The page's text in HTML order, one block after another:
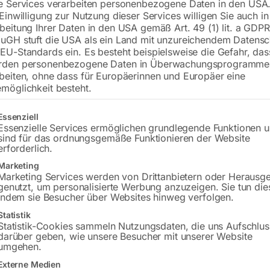
€ 276,00
inkl. MwSt. zzgl.Versandkosten
Lieferzeit:ca. 2 - 3 Tage
Bitte beachten Sie: Die Versandkosten
In den
Sie haben
Gerne
Services verarbeiten personenbezogene Daten in den
zur Nutzung dieser Services willigen Sie auch
Ihrer Daten in den USA gemäß Art. 49 (1) lit. a
stuft die USA als ein Land mit unzureichendem
Standards ein. Es besteht beispielsweise die Gefahr,
personenbezogene Daten in
ohne dass für Europäerinnen und Europäer eine
besteht.
eine Liste der Service-Gruppen, für die eine Einwilligung erteilt
Services ermöglichen grundlegende Funktionen
für das ordnungsgemäße Funktionieren der Website
Services werden von Drittanbietern oder
um personalisierte Werbung anzuzeigen. Sie tun
sie Besucher über Websites hinweg verfolgen.
Cookies sammeln Nutzungsdaten, die uns
geben, wie unsere Besucher mit unserer Website
Medien